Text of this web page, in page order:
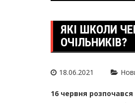
ЯКІ ШКОЛИ
ОЧІЛЬНИКІВ?
18.06.2021
16 червня